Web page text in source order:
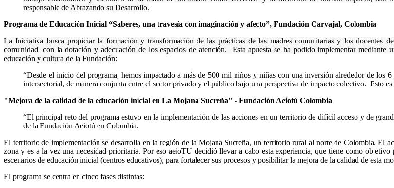
responsable de Abrazando su Desarrollo.
Programa de Educación Inicial “Saberes, una travesía con imaginación y afecto”, Fundación Carvajal, Colombia
La Iniciativa busca propiciar la formación y transformación de las prácticas de las madres comunitarias y los
comunidad, con la dotación y adecuación de los espacios de atención. Esta apuesta se ha podido implementar
educación y cultura de la Fundación:
“Desde el inicio del programa, hemos impactado a más de 500 mil niños y niñas con una inversión alrededor de los
intersectorial, de manera conjunta entre el sector privado y el público bajo una perspectiva de impacto colectivo. Esto
"Mejora de la calidad de la educación inicial en La Mojana Sucreña" - Fundación Aeiotú Colombia
“El principal reto del programa estuvo en la implementación de las acciones en un territorio de difícil acceso y de
de la Fundación Aeiotú en Colombia.
El territorio de implementación se desarrolla en la región de la Mojana Sucreña, un territorio rural al norte de Colombia. El
zona y es a la vez una necesidad prioritaria. Por eso aeioTU decidió llevar a cabo esta experiencia, que tiene como
escenarios de educación inicial (centros educativos), para fortalecer sus procesos y posibilitar la mejora de la calidad de esta
El programa se centra en cinco fases distintas: